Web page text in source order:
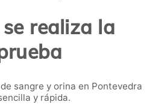
realiza la
sangre y orina en Pontevedra
y rápida.